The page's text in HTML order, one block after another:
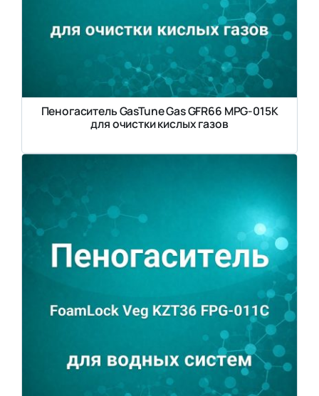
Пеногаситель GasTune Gas GFR66 MPG-015K
для очистки кислых газов